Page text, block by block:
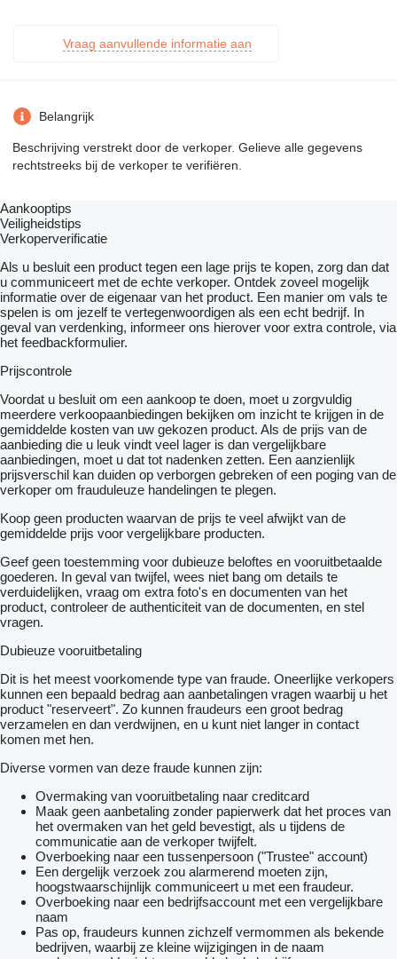
Vraag aanvullende informatie aan
Belangrijk
Beschrijving verstrekt door de verkoper. Gelieve alle gegevens
rechtstreeks bij de verkoper te verifiëren.
Aankooptips
Veiligheidstips
Verkoperverificatie
Als u besluit een product tegen een lage prijs te kopen, zorg dan dat
u communiceert met de echte verkoper. Ontdek zoveel mogelijk
informatie over de eigenaar van het product. Een manier om vals te
spelen is om jezelf te vertegenwoordigen als een echt bedrijf. In
geval van verdenking, informeer ons hierover voor extra controle, via
het feedbackformulier.
Prijscontrole
Voordat u besluit om een ​​aankoop te doen, moet u zorgvuldig
meerdere verkoopaanbiedingen bekijken om inzicht te krijgen in de
gemiddelde kosten van uw gekozen product. Als de prijs van de
aanbieding die u leuk vindt veel lager is dan vergelijkbare
aanbiedingen, moet u dat tot nadenken zetten. Een aanzienlijk
prijsverschil kan duiden op verborgen gebreken of een poging van de
verkoper om frauduleuze handelingen te plegen.
Koop geen producten waarvan de prijs te veel afwijkt van de
gemiddelde prijs voor vergelijkbare producten.
Geef geen toestemming voor dubieuze beloftes en vooruitbetaalde
goederen. In geval van twijfel, wees niet bang om details te
verduidelijken, vraag om extra foto's en documenten van het
product, controleer de authenticiteit van de documenten, en stel
vragen.
Dubieuze vooruitbetaling
Dit is het meest voorkomende type van fraude. Oneerlijke verkopers
kunnen een bepaald bedrag aan aanbetalingen vragen waarbij u het
product "reserveert". Zo kunnen fraudeurs een groot bedrag
verzamelen en dan verdwijnen, en u kunt niet langer in contact
komen met hen.
Diverse vormen van deze fraude kunnen zijn:
Overmaking van vooruitbetaling naar creditcard
Maak geen aanbetaling zonder papierwerk dat het proces van
het overmaken van het geld bevestigt, als u tijdens de
communicatie aan de verkoper twijfelt.
Overboeking naar een tussenpersoon ("Trustee" account)
Een dergelijk verzoek zou alarmerend moeten zijn,
hoogstwaarschijnlijk communiceert u met een fraudeur.
Overboeking naar een bedrijfsaccount met een vergelijkbare
naam
Pas op, fraudeurs kunnen zichzelf vermommen als bekende
bedrijven, waarbij ze kleine wijzigingen in de naam